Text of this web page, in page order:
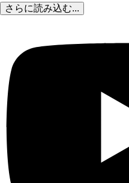
さらに読み込む...